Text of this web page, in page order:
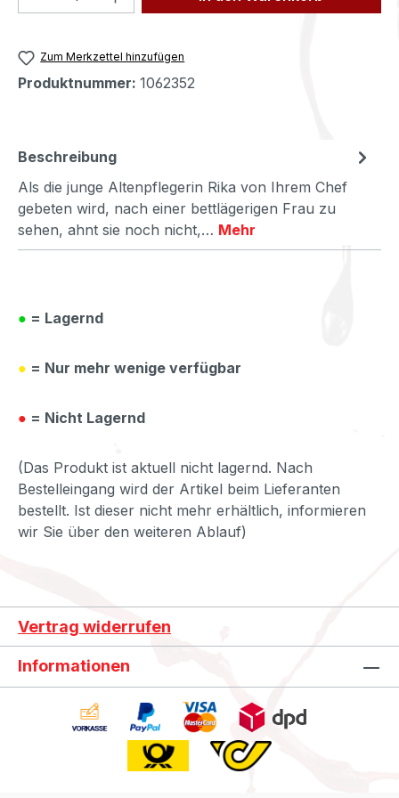
Zum Merkzettel hinzufügen
Produktnummer: 1062352
Beschreibung
Als die junge Altenpflegerin Rika von Ihrem Chef
gebeten wird, nach einer bettlägerigen Frau zu
sehen, ahnt sie noch nicht,… Mehr
● = Lagernd
● = Nur mehr wenige verfügbar
● = Nicht Lagernd
(Das Produkt ist aktuell nicht lagernd. Nach
Bestelleingang wird der Artikel beim Lieferanten
bestellt. Ist dieser nicht mehr erhältlich, informieren
wir Sie über den weiteren Ablauf)
Vertrag widerrufen
Informationen